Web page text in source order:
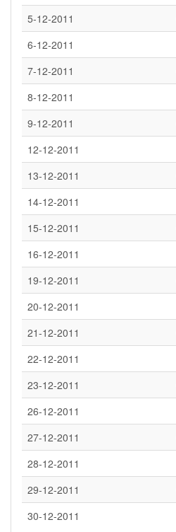
5-12-2011
6-12-2011
7-12-2011
8-12-2011
9-12-2011
12-12-2011
13-12-2011
14-12-2011
15-12-2011
16-12-2011
19-12-2011
20-12-2011
21-12-2011
22-12-2011
23-12-2011
26-12-2011
27-12-2011
28-12-2011
29-12-2011
30-12-2011